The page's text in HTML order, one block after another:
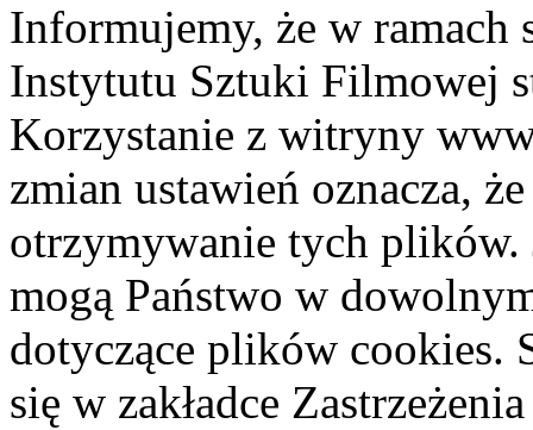
Informujemy, że w ramach
Instytutu Sztuki Filmowej
Korzystanie z witryny
zmian ustawień oznacza,
otrzymywanie tych plików.
mogą Państwo w
dotyczące plików cookies.
się w zakładce